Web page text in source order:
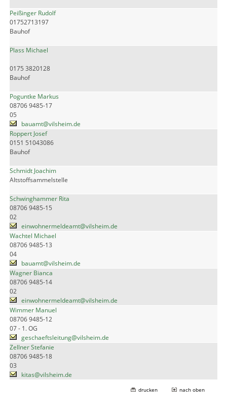
Peißinger Rudolf
01752713197
Bauhof
Plass Michael
0175 3820128
Bauhof
Poguntke Markus
08706 9485-17
05
bauamt@vilsheim.de
Roppert Josef
0151 51043086
Bauhof
Schmidt Joachim
Altstoffsammelstelle
Schwinghammer Rita
08706 9485-15
02
einwohnermeldeamt@vilsheim.de
Wachtel Michael
08706 9485-13
04
bauamt@vilsheim.de
Wagner Bianca
08706 9485-14
02
einwohnermeldeamt@vilsheim.de
Wimmer Manuel
08706 9485-12
07 - 1. OG
geschaeftsleitung@vilsheim.de
Zellner Stefanie
08706 9485-18
03
kitas@vilsheim.de
drucken nach oben